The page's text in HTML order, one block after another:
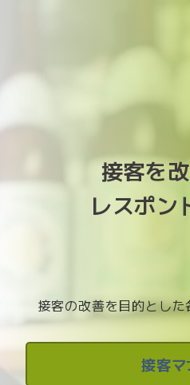
接客を
レスポン
接客の改善を目的とした
接客マ